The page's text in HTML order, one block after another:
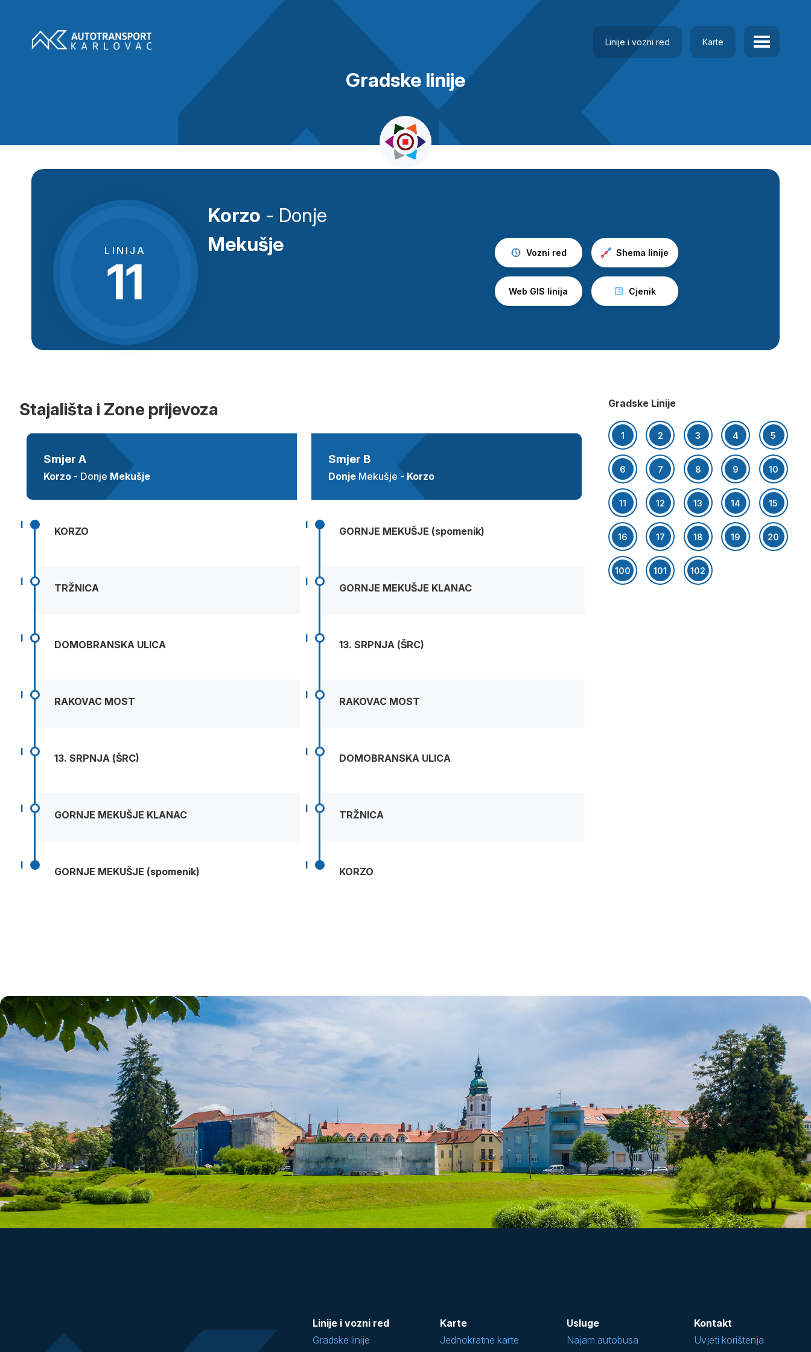
Linije i vozni red Karte
Gradske linije
LINIJA
11
Korzo - Donje
Mekušje
Vozni red Shema linije
Web GIS linija Cjenik
Stajališta i Zone prijevoza
Smjer A
Korzo- Donje Mekušje
Smjer B
DonjeMekušje -Korzo
I
KORZO
I
TRŽNICA
I
DOMOBRANSKA ULICA
I
RAKOVAC MOST
I
13. SRPNJA (ŠRC)
I
GORNJE MEKUŠJE KLANAC
I
GORNJE MEKUŠJE (spomenik)
I
GORNJE MEKUŠJE (spomenik)
I
GORNJE MEKUŠJE KLANAC
I
13. SRPNJA (ŠRC)
I
RAKOVAC MOST
I
DOMOBRANSKA ULICA
I
TRŽNICA
I
KORZO
Gradske Linije
1 2 3 4 5
6 7 8 9 10
11 12 13 14 15
16 17 18 19 20
100 101 102
Linije i vozni red
Gradske linije
Karte
Jednokratne karte
Usluge
Najam autobusa
Kontakt
Uvjeti korištenja